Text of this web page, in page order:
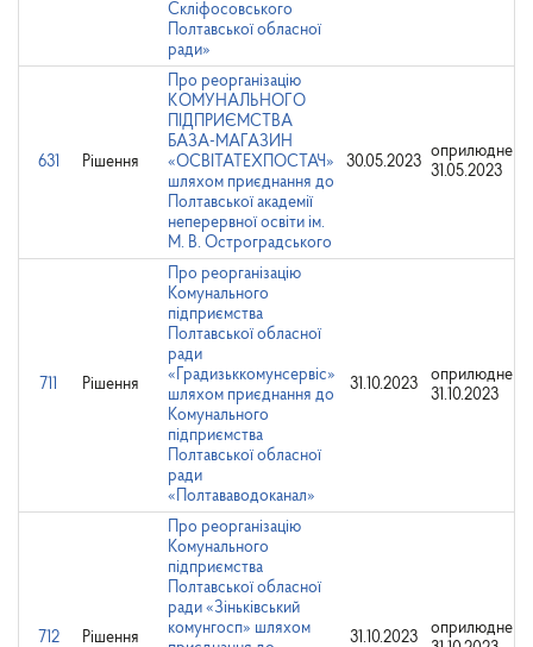
Скліфосовського
Полтавської обласної
ради»
631 Рішення
Про реорганізацію
КОМУНАЛЬНОГО
ПІДПРИЄМСТВА
БАЗА-МАГАЗИН
«ОСВІТАТЕХПОСТАЧ»
шляхом приєднання до
Полтавської академії
неперервної освіти ім.
М. В. Остроградського
30.05.2023
оприлюднено:
31.05.2023
711 Рішення
Про реорганізацію
Комунального
підприємства
Полтавської обласної
ради
«Градизьккомунсервіс»
шляхом приєднання до
Комунального
підприємства
Полтавської обласної
ради
«Полтававодоканал»
31.10.2023
оприлюднено:
31.10.2023
712 Рішення
Про реорганізацію
Комунального
підприємства
Полтавської обласної
ради «Зіньківський
комунгосп» шляхом
31.10.2023
оприлюднено: